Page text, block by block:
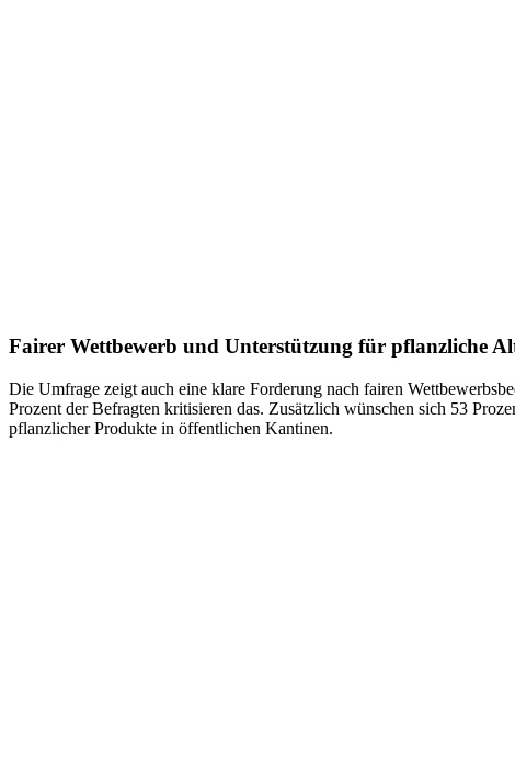
Fairer Wettbewerb und Unterstützung für pflanzliche
Die Umfrage zeigt auch eine klare Forderung nach fairen
Prozent der Befragten kritisieren das. Zusätzlich wünschen sich 53
pflanzlicher Produkte in öffentlichen Kantinen.